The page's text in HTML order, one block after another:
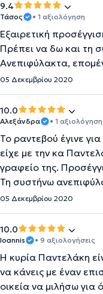
9.4
Τάσος • 1 αξιολόγηση
Εξαιρετική
Πρέπει να δω και τη
Ανεπιφύλακτα,
05 Δεκεμβρίου 2020
10.0
Αλεξάνδρα • 1 αξιολόγηση
Το ραντεβού έγινε
είχε με την κα
γραφείο της.
Τη συστήνω
05 Δεκεμβρίου 2020
10.0
Ioannis • 9 αξιολογήσεις
Η κυρία Παντελάκη
να κάνεις με έναν
οικεία να μιλήσω για